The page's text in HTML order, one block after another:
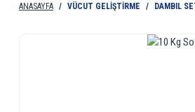
ANASAYFA VÜCUT GELIŞTIRME DAMBIL